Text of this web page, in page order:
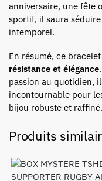
anniversaire, une fête
sportif, il saura
intemporel.
En résumé, ce
résistance et élégance
passion au quotidien,
incontournable pour
bijou robuste et raffiné.
Produits